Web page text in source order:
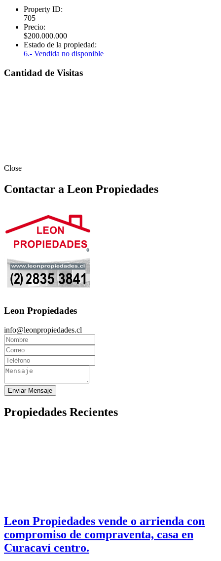
Property ID:
705
Precio:
$200.000.000
Estado de la propiedad:
6.- Vendida no disponible
Cantidad de Visitas
Close
Contactar a Leon Propiedades
Leon Propiedades
info@leonpropiedades.cl
Enviar Mensaje
Propiedades Recientes
Leon Propiedades vende o arrienda con
compromiso de compraventa, casa en
Curacaví centro.